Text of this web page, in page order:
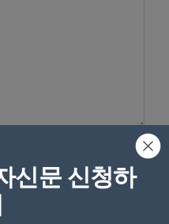
신문 신청하